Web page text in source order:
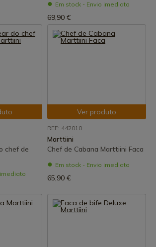
Em stock - Envio imediato
69,90 €
chef de
Ver produto
REF: 442010
Marttiini
Chef de Cabana Marttiini Faca
Em stock - Envio imediato
65,90 €